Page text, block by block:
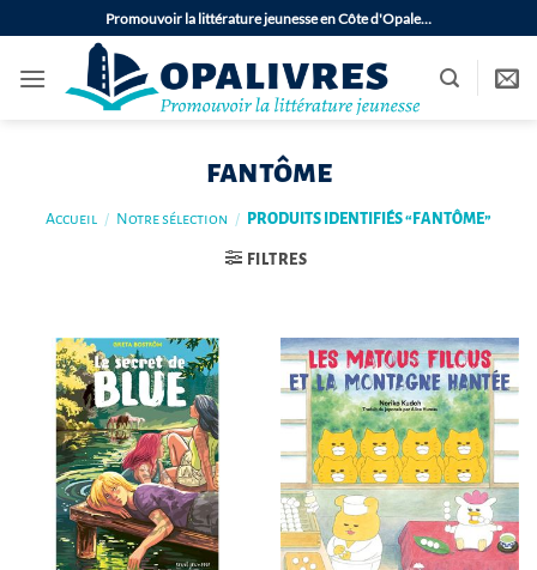
au
contenu
Promouvoir la littérature jeunesse en Côte d'Opale…
fantôme
Accueil / Notre sélection / PRODUITS IDENTIFIÉS “FANTÔME”
FILTRES